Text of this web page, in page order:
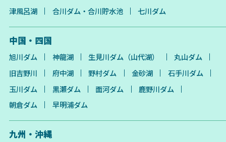
津風呂湖
合川ダム・合川貯水池 七川ダム
中国・四国
旭川ダム 神龍湖 生見川ダム（山代湖）
丸山ダム
旧吉野川
府中湖 野村ダム 金砂湖
石手川ダム
玉川ダム
黒瀬ダム 面河ダム
鹿野川ダム
朝倉ダム
早明浦ダム
九州・沖縄